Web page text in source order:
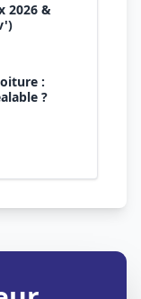
2026 &
:
?